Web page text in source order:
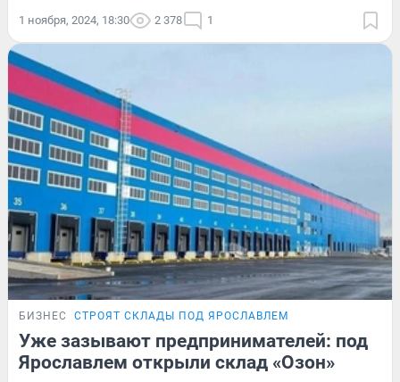
1 ноября, 2024, 18:30 2 378 1
БИЗНЕС СТРОЯТ СКЛАДЫ ПОД ЯРОСЛАВЛЕМ
Уже зазывают предпринимателей: под
Ярославлем открыли склад «Озон»